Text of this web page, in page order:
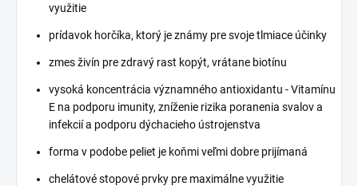
využitie
prídavok horčíka, ktorý je známy pre svoje tlmiace účinky
zmes živín pre zdravý rast kopýt, vrátane biotínu
vysoká koncentrácia významného antioxidantu - Vitamínu
E na podporu imunity, zníženie rizika poranenia svalov a
infekcií a podporu dýchacieho ústrojenstva
forma v podobe peliet je koňmi veľmi dobre prijímaná
chelátové stopové prvky pre maximálne využitie